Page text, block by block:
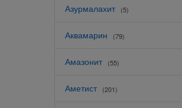
Азурмалахит (5)
Аквамарин (79)
Амазонит (55)
Аметист (201)